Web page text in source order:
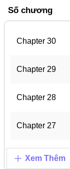
Demons
#Hoàng Gia
#Ma Cà Rồng
Số chương
Xem Thêm
Chapter 30
Chapter 29
Chapter 28
Chapter 27
Chapter 26